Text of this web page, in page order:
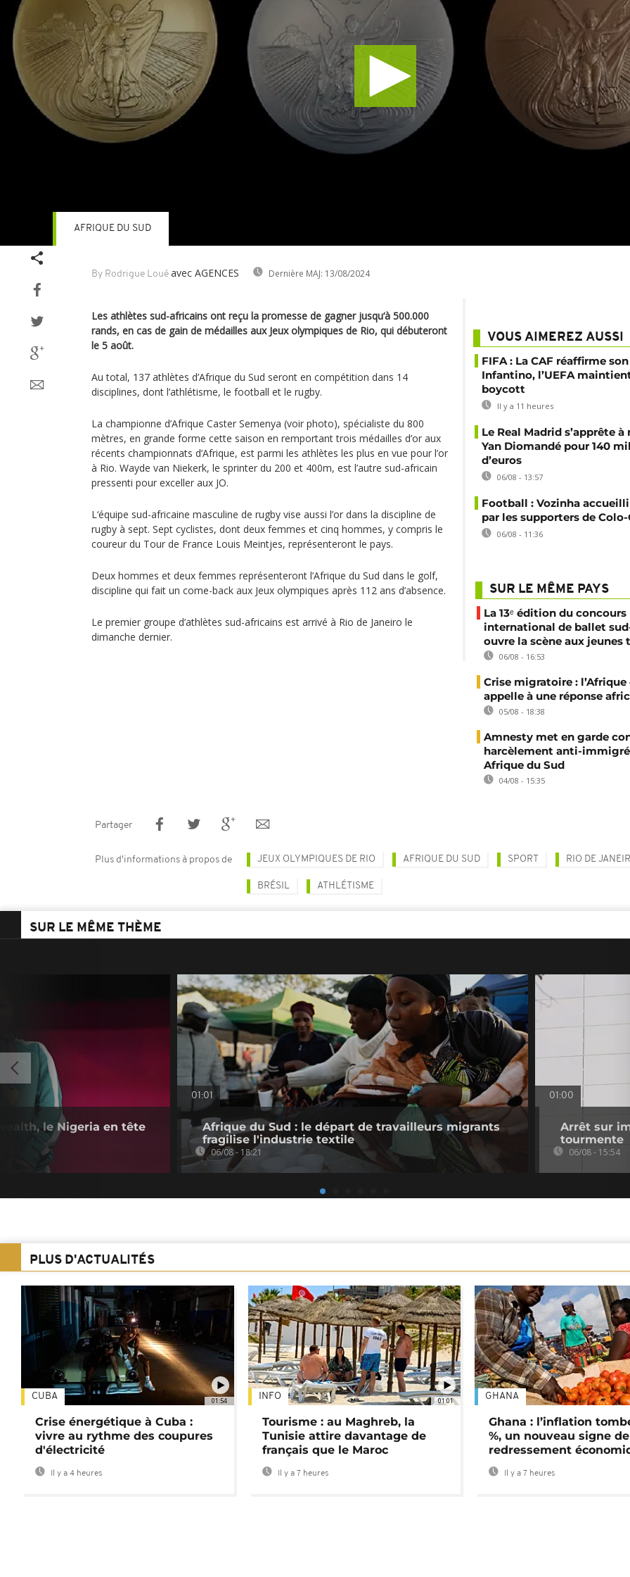
By Rodrigue Loué avec AGENCES Dernière MAJ: 13/08/2024
AFRIQUE DU SUD
Les athlètes sud-africains ont reçu la promesse de gagner jusqu‘à 500.000
rands, en cas de gain de médailles aux Jeux olympiques de Rio, qui débuteront
le 5 août.
Au total, 137 athlètes d’Afrique du Sud seront en compétition dans 14
disciplines, dont l’athlétisme, le football et le rugby.
La championne d’Afrique Caster Semenya (voir photo), spécialiste du 800
mètres, en grande forme cette saison en remportant trois médailles d’or aux
récents championnats d’Afrique, est parmi les athlètes les plus en vue pour l’or
à Rio. Wayde van Niekerk, le sprinter du 200 et 400m, est l’autre sud-africain
pressenti pour exceller aux JO.
L‘équipe sud-africaine masculine de rugby vise aussi l’or dans la discipline de
rugby à sept. Sept cyclistes, dont deux femmes et cinq hommes, y compris le
coureur du Tour de France Louis Meintjes, représenteront le pays.
Deux hommes et deux femmes représenteront l’Afrique du Sud dans le golf,
discipline qui fait un come-back aux Jeux olympiques après 112 ans d’absence.
Le premier groupe d’athlètes sud-africains est arrivé à Rio de Janeiro le
dimanche dernier.
VOUS AIMEREZ AUSSI
FIFA : La CAF réaffirme
Infantino, l’UEFA
boycott
Il y a 11 heures
Le Real Madrid s’apprête
Yan Diomandé pour 140
d’euros
06/08 - 13:57
Football : Vozinha
par les supporters de
06/08 - 11:36
SUR LE MÊME PAYS
La 13ᵉ édition du concours
international de ballet
ouvre la scène aux jeunes
06/08 - 16:53
Crise migratoire : l’Afrique
appelle à une réponse
05/08 - 18:38
Amnesty met en garde
harcèlement anti-
Afrique du Sud
04/08 - 15:35
Partager
Plus d'informations à propos de JEUX OLYMPIQUES DE RIO AFRIQUE DU SUD SPORT RIO DE
BRÉSIL ATHLÉTISME
SUR LE MÊME THÈME
le Nigeria en tête
01:01
Afrique du Sud : le départ de travailleurs migrants
fragilise l'industrie textile
06/08 - 18:21
01:00
Arrêt sur
tourmente
06/08 - 15:54
PLUS D'ACTUALITÉS
01:54
CUBA
Crise énergétique à Cuba :
vivre au rythme des coupures
d'électricité
Il y a 4 heures
01:01
INFO
Tourisme : au Maghreb, la
Tunisie attire davantage de
français que le Maroc
Il y a 7 heures
GHANA
Ghana : l’inflation
%, un nouveau signe de
redressement
Il y a 7 heures